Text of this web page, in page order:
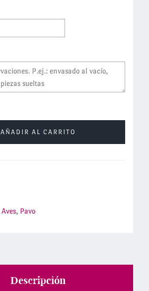
AÑADIR AL CARRITO
Aves, Pavo
Descripción